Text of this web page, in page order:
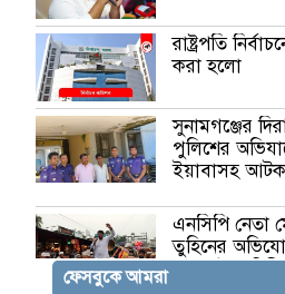
রাষ্ট্রপতি
করা হলো
সুনামগঞ্জের
পুলিশের
ইয়াবাসহ
এনসিপি নেতা
তুহিনের
হেলমেট
ফেসবুকে আমরা